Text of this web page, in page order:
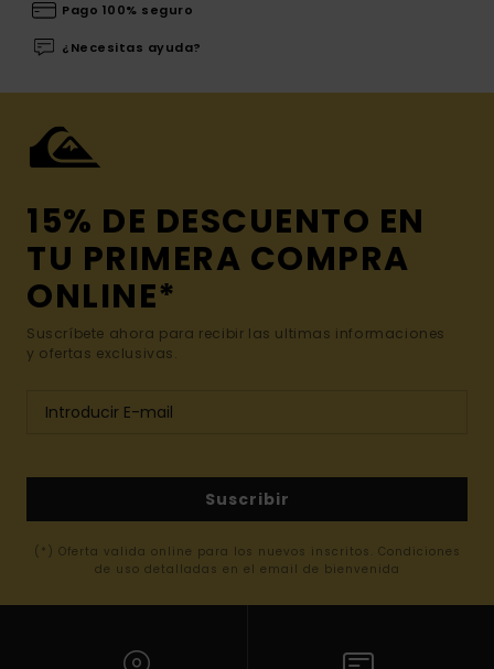
Pago 100% seguro
¿Necesitas ayuda?
15% DE DESCUENTO EN
TU PRIMERA COMPRA
ONLINE*
Suscríbete ahora para recibir las ultimas informaciones
y ofertas exclusivas.
Suscribir
(*) Oferta valida online para los nuevos inscritos. Condiciones
de uso detalladas en el email de bienvenida